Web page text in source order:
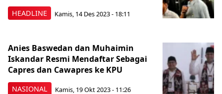
HEADLINE Kamis, 14 Des 2023 - 18:11
NASIONAL
Anies Baswedan dan Muhaimin
Iskandar Resmi Mendaftar Sebagai
Capres dan Cawapres ke KPU
Kamis, 19 Okt 2023 - 11:26